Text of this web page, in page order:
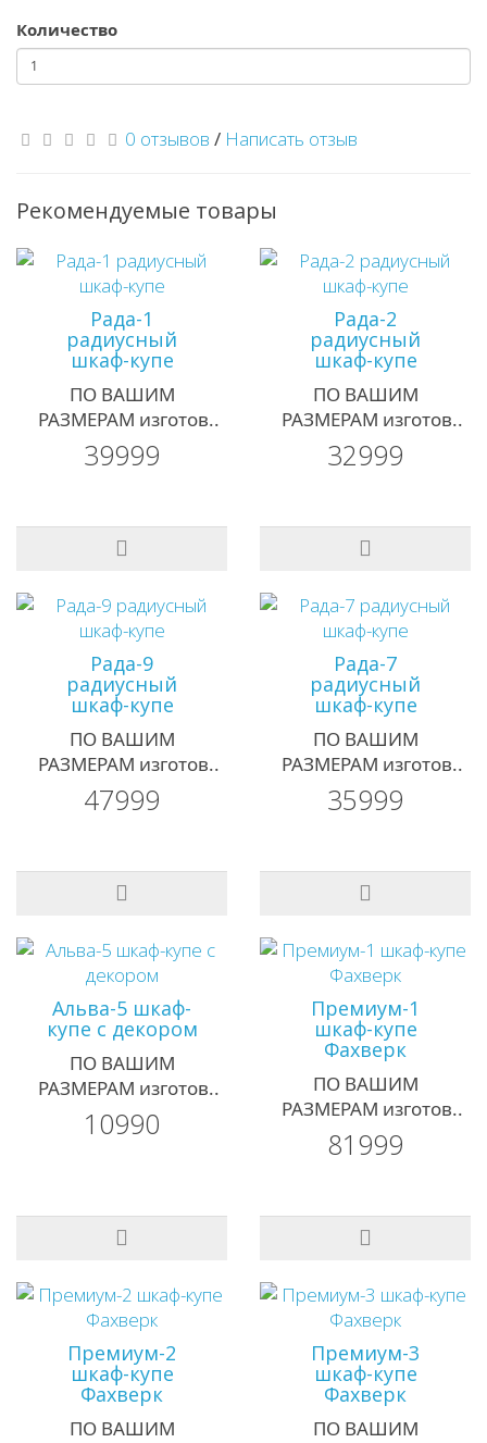
Количество
0 отзывов / Написать отзыв
Рекомендуемые товары
Рада-1
радиусный
шкаф-купе
ПО ВАШИМ
РАЗМЕРАМ изготов..
39999
Рада-2
радиусный
шкаф-купе
ПО ВАШИМ
РАЗМЕРАМ изготов..
32999
Рада-9
радиусный
шкаф-купе
ПО ВАШИМ
РАЗМЕРАМ изготов..
47999
Рада-7
радиусный
шкаф-купе
ПО ВАШИМ
РАЗМЕРАМ изготов..
35999
Альва-5 шкаф-
купе с декором
ПО ВАШИМ
РАЗМЕРАМ изготов..
10990
Премиум-1
шкаф-купе
Фахверк
ПО ВАШИМ
РАЗМЕРАМ изготов..
81999
Премиум-2
шкаф-купе
Фахверк
ПО ВАШИМ
Премиум-3
шкаф-купе
Фахверк
ПО ВАШИМ